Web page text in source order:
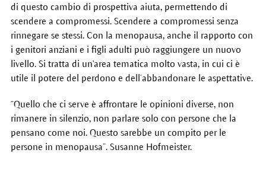
di questo cambio di prospettiva aiuta, permettendo di
scendere a compromessi. Scendere a compromessi senza
rinnegare se stessi. Con la menopausa, anche il rapporto con
i genitori anziani e i figli adulti può raggiungere un nuovo
livello. Si tratta di un'area tematica molto vasta, in cui ci è
utile il potere del perdono e dell’abbandonare le aspettative.
“Quello che ci serve è affrontare le opinioni diverse, non
rimanere in silenzio, non parlare solo con persone che la
pensano come noi. Questo sarebbe un compito per le
persone in menopausa”. Susanne Hofmeister.